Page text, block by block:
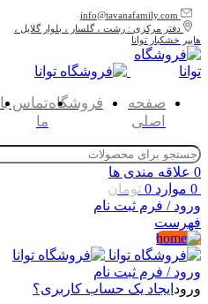
دفتر مرکزی : رشت ، گلسار ، بلوار گلایل ،
هایپر خشکبار توانا
صفحه
اصلی
فروشگاهتماس با
ما
0 علاقه مندی ها
0 موارد 0 تومان
ورود / فرم ثبت نام
فهرست
ورود / فرم ثبت نام
ورود ایجاد یک حساب کاربری؟